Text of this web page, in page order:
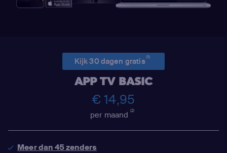
Kijk 30 dagen gratis(1)
APP TV BASIC
€ 14,95
per maand(2)
Meer dan 45 zenders